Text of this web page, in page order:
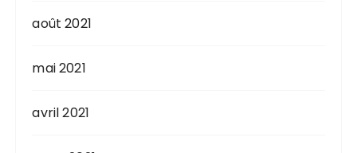
août 2021
mai 2021
avril 2021